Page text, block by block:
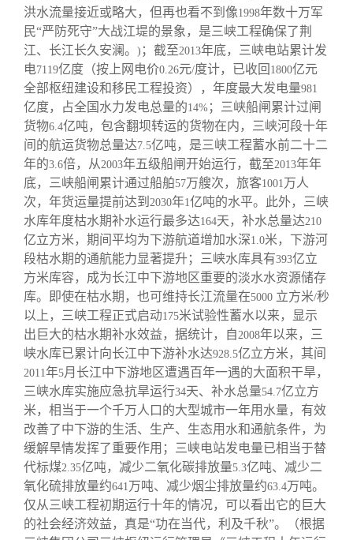
洪水流量接近或略大，但再也看不到像1998年数十万军
民“严防死守”大战江堤的景象，是三峡工程确保了荆
江、长江长久安澜。 ) ；截至2013年底，三峡电站累计发
电7119亿度（按上网电价0.26元/度计，已收回 1800亿元
全部枢纽建设和移民工程投资），年度最大发电量981
亿度，占全国水力发电总量的14% ；三峡船闸累计过闸
货物6.4亿吨，包含翻坝转运的货物在内，三峡河段十年
间的航运货物总量达7.5亿吨，是三峡工程蓄水前二十二
年的3.6倍，从2003年五级船闸开始运行，截至2013年年
底，三峡船闸累计通过船舶57万艘次，旅客1001万人
次，年货运量提前达到 2030年1亿吨的水平。此外，三峡
水库年度枯水期补水运行最多达164天，补水总量达210
亿立方米，期间平均为下游航道增加水深1.0米，下游河
段枯水期的通航能力显著提升；三峡水库具有393亿立
方米库容，成为长江中下游地区重要的淡水水资源储存
库。即使在枯水期，也可维持长江流量在5000 立方米/秒
以上，三峡工程正式启动175米试验性蓄水以来，显示
出巨大的枯水期补水效益，据统计，自2008年以来，三
峡水库已累计向长江中下游补水达928.5亿立方米，其间
2011年5月长江中下游地区遭遇百年一遇的大面积干旱，
三峡水库实施应急抗旱运行34天、补水总量54.7亿立方
米，相当于一个千万人口的大型城市一年用水量，有效
改善了中下游的生活、生产、生态用水和通航条件，为
缓解旱情发挥了重要作用；三峡电站发电量已相当于替
代标煤2.35亿吨，减少二氧化碳排放量5.3亿吨、减少二
氧化硫排放量约641万吨、减少烟尘排放量约63.4万吨。
仅从三峡工程初期运行十年的情况，可以看出它的巨大
的社会经济效益，真是“功在当代，利及千秋”。（根据